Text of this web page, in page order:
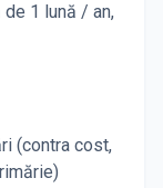
1 lună / an,
(contra cost,